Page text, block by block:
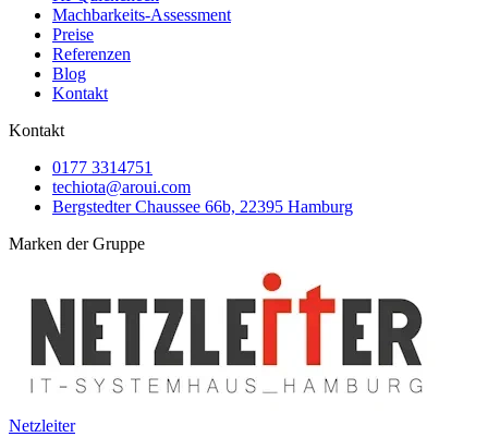
Machbarkeits-Assessment
Preise
Referenzen
Blog
Kontakt
Kontakt
0177 3314751
techiota@aroui.com
Bergstedter Chaussee 66b, 22395 Hamburg
Marken der Gruppe
Netzleiter